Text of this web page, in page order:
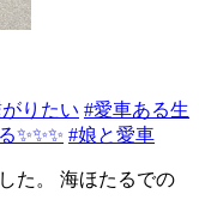
りたい #愛車ある生
✨✨✨ #娘と愛車
た。 海ほたるでの